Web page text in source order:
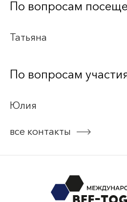
BEE-TOGETHER.KG 3-я
По вопросам
Татьяна
По вопросам
Юлия
все контакты